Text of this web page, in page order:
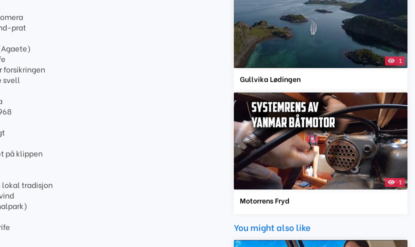
prat
forsikringen
svell
på klippen
lokal tradisjon
1
Gullvika Lødingen
1
Motorrens Fryd
You might also like